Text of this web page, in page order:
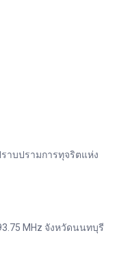
าบปรามการทุจริตแห่ง
MHz จังหวัดนนทบุรี